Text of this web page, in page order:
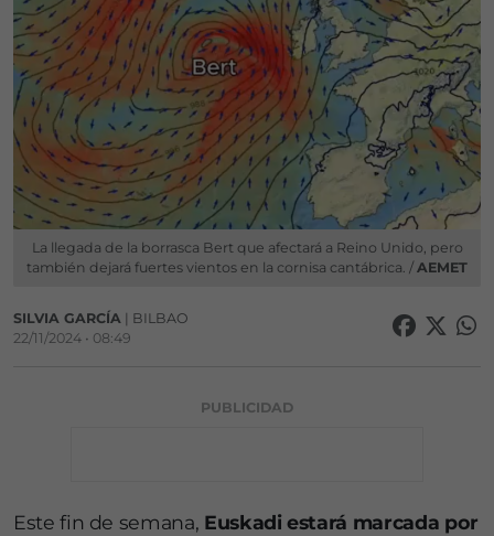
La llegada de la borrasca Bert que afectará a Reino Unido, pero
también dejará fuertes vientos en la cornisa cantábrica. / AEMET
SILVIA GARCÍA | BILBAO
22/11/2024 • 08:49
PUBLICIDAD
Este fin de semana, Euskadi estará marcada por